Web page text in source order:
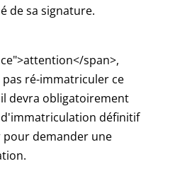
de sa signature.
span>,
ré-immatriculer ce
il devra obligatoirement
définitif
demander une